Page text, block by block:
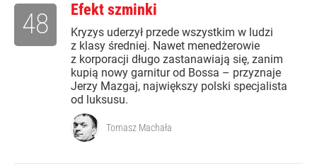
Efekt szminki
Kryzys uderzył przede wszystkim w ludzi
z klasy średniej. Nawet menedżerowie
z korporacji długo zastanawiają się, zanim
kupią nowy garnitur od Bossa – przyznaje
Jerzy Mazgaj, największy polski specjalista
od luksusu.
48
Tomasz Machała